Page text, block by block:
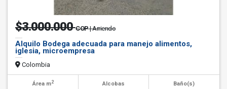
$3.000.000COP| Arriendo
Alquilo Bodega adecuada para manejo alimentos,
iglesia, microempresa
Colombia
Área m2 Alcobas Baño(s)